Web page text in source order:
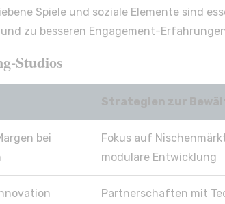
Spiele und soziale Elemente sind
zu besseren Engagement-
Studios
Strategien zur
bei
Fokus auf
modulare Entwicklung
Partnerschaften mit